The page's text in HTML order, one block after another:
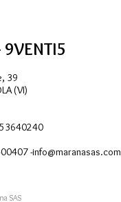
9VENTI5
39
(VI)
-info@maranasas.com
SAS